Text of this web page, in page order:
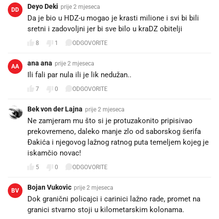
DD Deyo Deki prije 2 mjeseca
Da je bio u HDZ-u mogao je krasti milione i svi bi bili
sretni i zadovoljni jer bi sve bilo u kraDZ obitelji
8 1 ODGOVORITE
AA ana ana prije 2 mjeseca
Ili fali par nula ili je lik nedužan..
7 0 ODGOVORITE
Bek von der Lajna prije 2 mjeseca
Ne zamjeram mu što si je protuzakonito pripisivao
prekovremeno, daleko manje zlo od saborskog šerifa
Đakića i njegovog lažnog ratnog puta temeljem kojeg je
iskamčio novac!
5 0 ODGOVORITE
BV Bojan Vukovic prije 2 mjeseca
Dok granični policajci i carinici lažno rade, promet na
granici stvarno stoji u kilometarskim kolonama.